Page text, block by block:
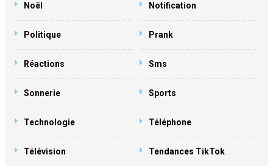
Noël Notification
Politique Prank
Réactions Sms
Sonnerie Sports
Technologie Téléphone
Télévision Tendances TikTok